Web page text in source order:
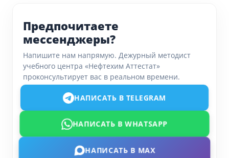
Предпочитаете
мессенджеры?
Напишите нам напрямую. Дежурный методист
учебного центра «Нефтехим Аттестат»
проконсультирует вас в реальном времени.
НАПИСАТЬ В TELEGRAM
НАПИСАТЬ В WHATSAPP
НАПИСАТЬ В MAX